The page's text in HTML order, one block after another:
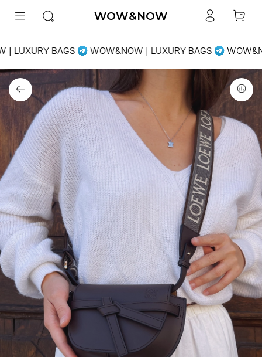
WOW&NOW
| LUXURY BAGS WOW&NOW | LUXURY BAGS